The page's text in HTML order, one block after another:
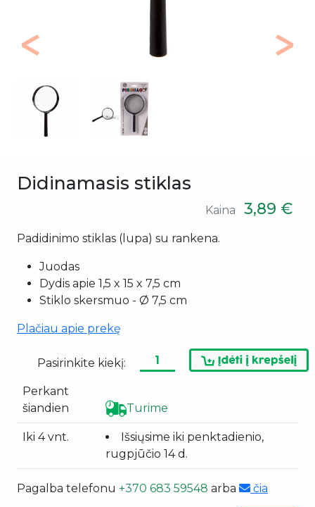
Previous Next
Didinamasis stiklas
Kaina 3,89 €
Padidinimo stiklas (lupa) su rankena.
Juodas
Dydis apie 1,5 x 15 x 7,5 cm
Stiklo skersmuo - Ø 7,5 cm
Plačiau apie prekę
Pasirinkite kiekį:
Perkant
šiandien
Turime
Iki 4 vnt.
Išsiųsime iki penktadienio,
rugpjūčio 14 d.
Pagalba telefonu +370 683 59548 arba čia